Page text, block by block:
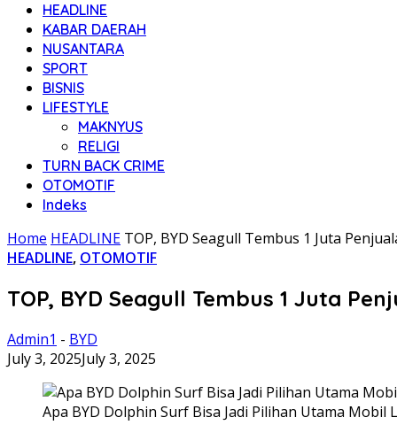
HEADLINE
KABAR DAERAH
NUSANTARA
SPORT
BISNIS
LIFESTYLE
MAKNYUS
RELIGI
TURN BACK CRIME
OTOMOTIF
Indeks
Home HEADLINE TOP, BYD Seagull Tembus 1 Juta
HEADLINE, OTOMOTIF
TOP, BYD Seagull Tembus 1 Juta
Admin1 - BYD
July 3, 2025July 3, 2025
Apa BYD Dolphin Surf Bisa Jadi Pilihan Utama Mobil